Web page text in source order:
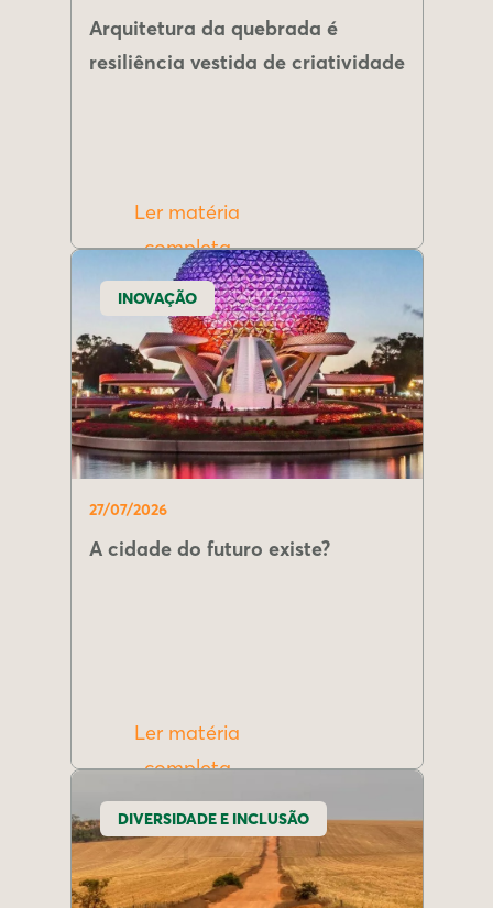
Arquitetura da quebrada é
resiliência vestida de criatividade
Ler matéria
completa
INOVAÇÃO
27/07/2026
A cidade do futuro existe?
Ler matéria
completa
DIVERSIDADE E INCLUSÃO